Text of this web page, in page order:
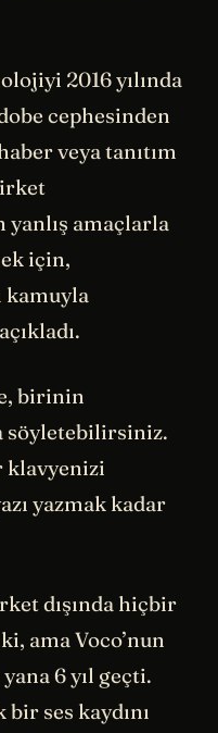
2016 yılında
cephesinden
veya tanıtım
yanlış amaçlarla
için,
kamuyla
birinin
söyletebilirsiniz.
klavyenizi
yazmak kadar
dışında hiçbir
ama Voco’nun
6 yıl geçti.
ses kaydını